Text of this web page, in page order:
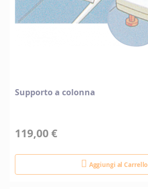
Supporto a colonna
119,00 €
Aggiungi al Carrello